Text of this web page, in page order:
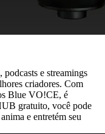
e streamings
criadores. Com
Blue VO!CE, é
gratuito, você pode
e entretém seu